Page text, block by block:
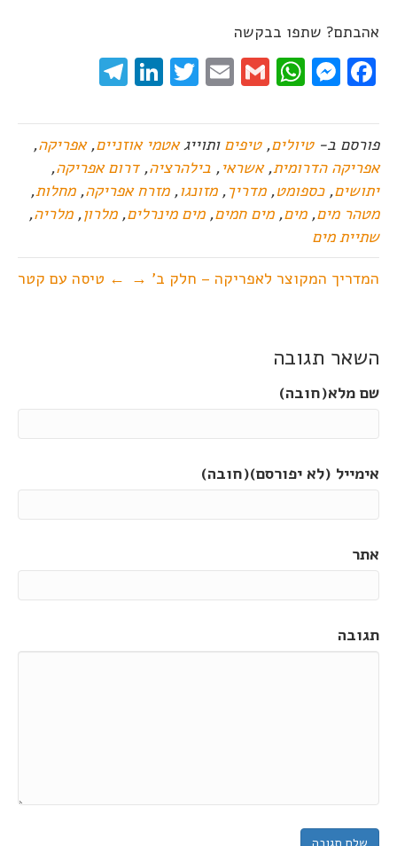
אהבתם? שתפו בבקשה
Facebook
Messenger
WhatsApp
Gmail
Email
Twitter
LinkedIn
פורסם ב-טיולים,טיפים ותוייגאטמי אוזניים,אפריקה,
אפריקה הדרומית,אשראי, בילהרציה,דרום אפריקה,
יתושים,כספומט,מדריך,מזונגו,מזרח אפריקה,מחלות,
מטהר מים,מים,מים חמים,מים מינרלים,מלרון,מלריה,
שתיית מים
← טיסה עם קטר המדריך המקוצר לאפריקה – חלק ב' →
השאר תגובה
שם מלא(חובה)
אימייל (לא יפורסם)(חובה)
אתר
תגובה